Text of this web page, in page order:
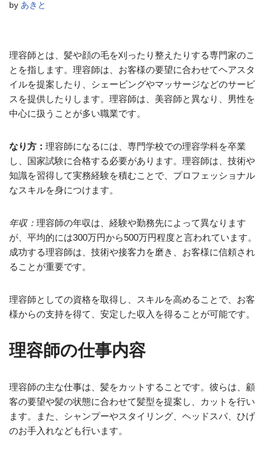
by あきと
理容師とは、髪や顔の毛を刈ったり整えたりする専門家のこ
とを指します。理容師は、お客様の要望に合わせてヘアスタ
イルを提案したり、シェービングやマッサージなどのサービ
スを提供したりします。理容師は、美容師と異なり、男性を
中心に扱うことが多い職業です。
なり方： 理容師になるには、専門学校での理容学科を卒業
し、国家試験に合格する必要があります。理容師は、技術や
知識を習得して実務経験を積むことで、プロフェッショナル
なスキルを身につけます。
年収： 理容師の年収は、経験や勤務先によって異なります
が、平均的には300万円から500万円程度と言われています。
成功する理容師は、技術や接客力を磨き、お客様に信頼され
ることが重要です。
理容師としての資格を取得し、スキルを高めることで、お客
様からの支持を得て、安定した収入を得ることが可能です。
理容師の仕事内容
理容師の主な仕事は、髪をカットすることです。彼らは、顧
客の要望や髪の状態に合わせて髪型を提案し、カットを行い
ます。また、シャンプーやスタイリング、ヘッドスパ、ひげ
のお手入れなども行います。